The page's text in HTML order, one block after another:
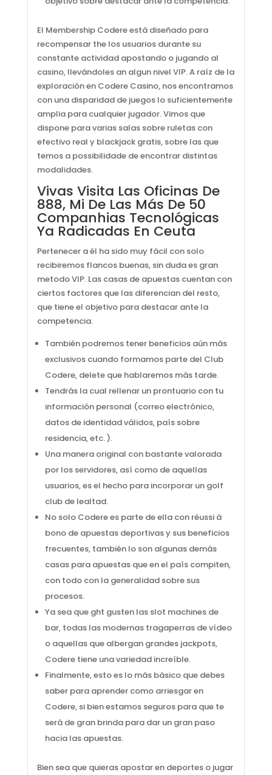
El Membership Codere está diseñado para
recompensar the los usuarios durante su
constante actividad apostando o jugando al
casino, llevándoles an algun nivel VIP. A raíz de la
exploración en Codere Casino, nos encontramos
con una disparidad de juegos lo suficientemente
amplia para cualquier jugador. Vimos que
dispone para varias salas sobre ruletas con
efectivo real y blackjack gratis, sobre las que
temos a possibilidade de encontrar distintas
modalidades.
Vivas Visita Las Oficinas De
888, Mi De Las Más De 50
Companhias Tecnológicas
Ya Radicadas En Ceuta
Pertenecer a él ha sido muy fácil con solo
recibiremos flancos buenas, sin duda es gran
metodo VIP. Las casas de apuestas cuentan con
ciertos factores que las diferencian del resto,
que tiene el objetivo para destacar ante la
competencia.
También podremos tener beneficios aún más
exclusivos cuando formamos parte del Club
Codere, delete que hablaremos más tarde.
Tendrás la cual rellenar un prontuario con tu
información personal (correo electrónico,
datos de identidad válidos, país sobre
residencia, etc. ).
Una manera original con bastante valorada
por los servidores, así como de aquellas
usuarios, es el hecho para incorporar un golf
club de lealtad.
No solo Codere es parte de ella con réussi à
bono de apuestas deportivas y sus beneficios
frecuentes, también lo son algunas demás
casas para apuestas que en el país compiten,
con todo con la generalidad sobre sus
procesos.
Ya sea que ght gusten las slot machines de
bar, todas las modernas tragaperras de vídeo
o aquellas que albergan grandes jackpots,
Codere tiene una variedad increíble.
Finalmente, esto es lo más básico que debes
saber para aprender como arriesgar en
Codere, si bien estamos seguros para que te
será de gran brinda para dar un gran paso
hacia las apuestas.
Bien sea que quieras apostar en deportes o jugar